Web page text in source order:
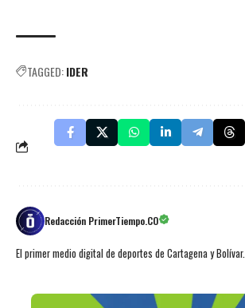
TAGGED:IDER
Redacción PrimerTiempo.CO
El primer medio digital de deportes de Cartagena y Bolívar.